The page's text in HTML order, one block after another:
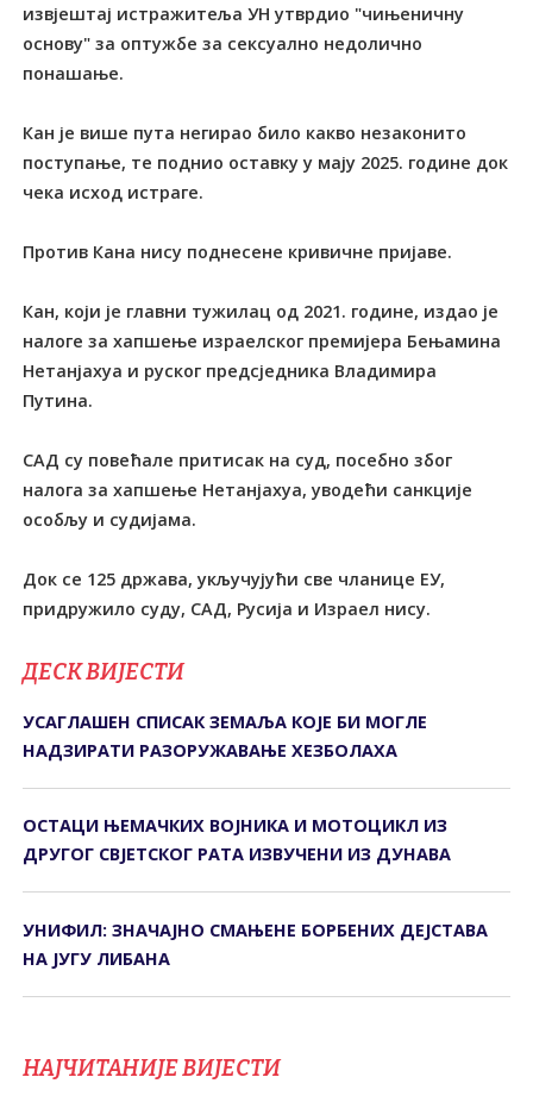
извјештај истражитеља УН утврдио "чињеничну
основу" за оптужбе за сексуално недолично
понашање.
Кан је више пута негирао било какво незаконито
поступање, те поднио оставку у мају 2025. године док
чека исход истраге.
Против Кана нису поднесене кривичне пријаве.
Кан, који је главни тужилац од 2021. године, издао је
налоге за хапшење израелског премијера Бењамина
Нетанјахуа и руског предсједника Владимира
Путина.
САД су повећале притисак на суд, посебно због
налога за хапшење Нетанјахуа, уводећи санкције
особљу и судијама.
Док се 125 држава, укључујући све чланице ЕУ,
придружило суду, САД, Русија и Израел нису.
ДЕСК ВИЈЕСТИ
УСАГЛАШЕН СПИСАК ЗЕМАЉА КОЈЕ БИ МОГЛЕ
НАДЗИРАТИ РАЗОРУЖАВАЊЕ ХЕЗБОЛАХА
ОСТАЦИ ЊЕМАЧКИХ ВОЈНИКА И МОТОЦИКЛ ИЗ
ДРУГОГ СВЈЕТСКОГ РАТА ИЗВУЧЕНИ ИЗ ДУНАВА
УНИФИЛ: ЗНАЧАЈНО СМАЊЕНЕ БОРБЕНИХ ДЕЈСТАВА
НА ЈУГУ ЛИБАНА
НАЈЧИТАНИЈЕ ВИЈЕСТИ